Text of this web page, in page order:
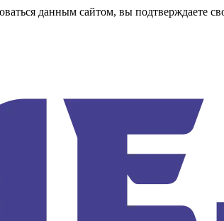
данным сайтом, вы подтверждаете